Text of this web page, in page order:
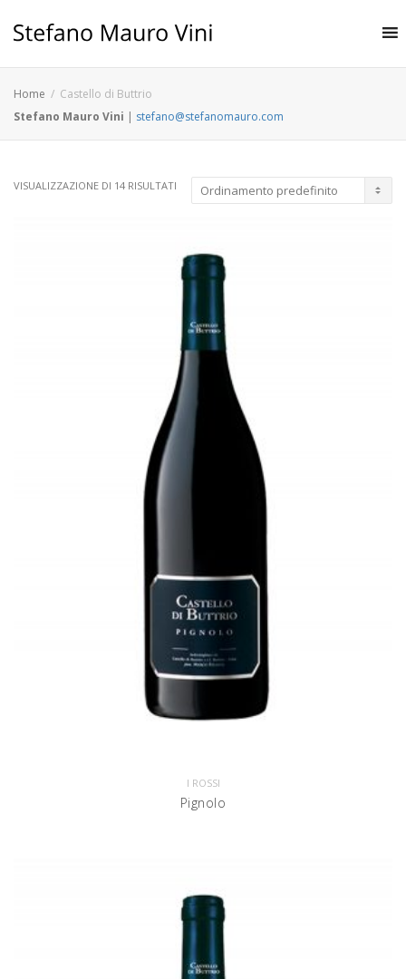
Home
Castello di Buttrio
Stefano Mauro Vini | stefano@stefanomauro.com
VISUALIZZAZIONE DI 14 RISULTATI
I ROSSI
Pignolo